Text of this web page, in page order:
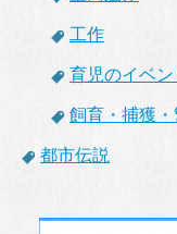
工作
育児のイベン
飼育・捕獲・
都市伝説